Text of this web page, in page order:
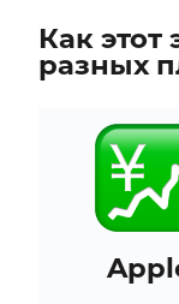
Как этот
разных